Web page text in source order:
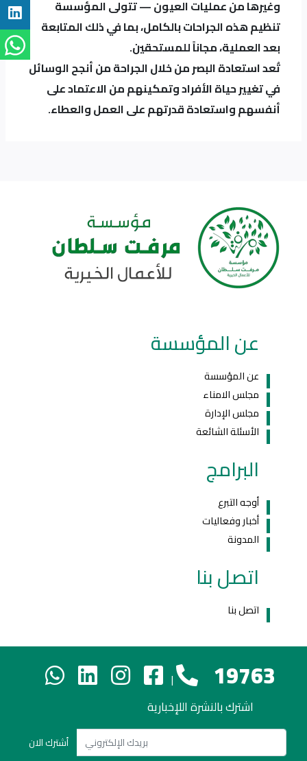
وغيرها من عمليات العيون — تتولى المؤسسة
تنظيم هذه الجراحات بالكامل، بما في ذلك المتابعة
بعد العملية، مجاناً للمستحقين.
تُعد استعادة البصر من خلال الجراحة من أنجح الوسائل
في تغيير حياة الأفراد وتمكينهم من الاعتماد على
أنفسهم واستعادة قدرتهم على العمل والعطاء.
عن المؤسسة
عن المؤسسة
مجلس الامناء
مجلس الإدارة
الأسئلة الشائعة
البرامج
أوجه التبرع
أخبار وفعاليات
المدونة
اتصل بنا
اتصل بنا
19763
|
اشترك بالنشرة اللإخبارية
أشترك الان